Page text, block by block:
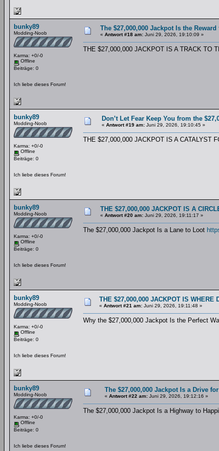
bunky89
Modding-Noob
Karma: +0/-0
Offline
Beiträge: 0
Ich liebe dieses Forum!
The $27,000,000 Jackpot Is the
« Antwort #18 am: Juni 29, 2026, 19:10:09 »
THE $27,000,000 JACKPOT IS A TRACK TO
bunky89
Modding-Noob
Karma: +0/-0
Offline
Beiträge: 0
Ich liebe dieses Forum!
Don’t Let Fear Keep You from the
« Antwort #19 am: Juni 29, 2026, 19:10:45 »
THE $27,000,000 JACKPOT IS A CATALYST
bunky89
Modding-Noob
Karma: +0/-0
Offline
Beiträge: 0
Ich liebe dieses Forum!
THE $27,000,000 JACKPOT IS A
« Antwort #20 am: Juni 29, 2026, 19:11:17 »
The $27,000,000 Jackpot Is a Lane to Loot
bunky89
Modding-Noob
Karma: +0/-0
Offline
Beiträge: 0
Ich liebe dieses Forum!
THE $27,000,000 JACKPOT IS WHERE
« Antwort #21 am: Juni 29, 2026, 19:11:48 »
Why the $27,000,000 Jackpot Is the Perfect
bunky89
Modding-Noob
Karma: +0/-0
Offline
Beiträge: 0
Ich liebe dieses Forum!
The $27,000,000 Jackpot Is a Drive
« Antwort #22 am: Juni 29, 2026, 19:12:16 »
The $27,000,000 Jackpot Is a Highway to